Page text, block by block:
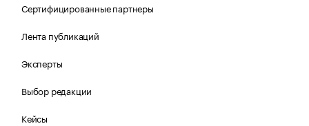
Сертифицированные партнеры
Лента публикаций
Эксперты
Выбор редакции
Кейсы